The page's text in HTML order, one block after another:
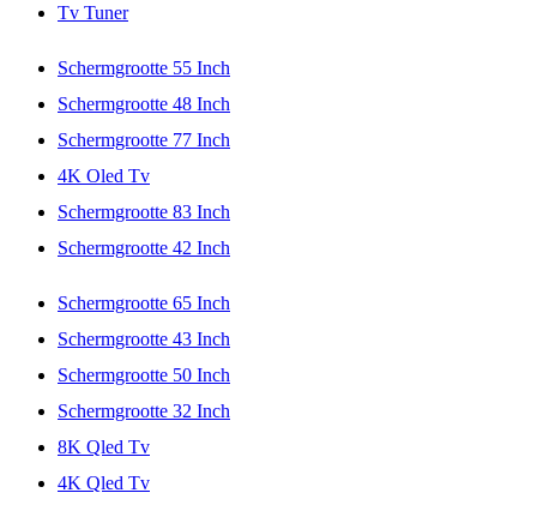
Tv Tuner
Schermgrootte 55 Inch
Schermgrootte 48 Inch
Schermgrootte 77 Inch
4K Oled Tv
Schermgrootte 83 Inch
Schermgrootte 42 Inch
Schermgrootte 65 Inch
Schermgrootte 43 Inch
Schermgrootte 50 Inch
Schermgrootte 32 Inch
8K Qled Tv
4K Qled Tv